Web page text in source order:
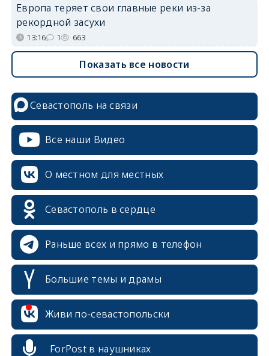
Европа теряет свои главные реки из-за
рекордной засухи
13:16 1 663
Показать все новости
Севастополь на связи
Все наши Видео
О местном для местных
Севастополь в сердце
Раньше всех и прямо в телефон
Большие темы и драмы
Живи по-севастопольски
ForPost в наушниках
erid: 2SDnjcrDNw6